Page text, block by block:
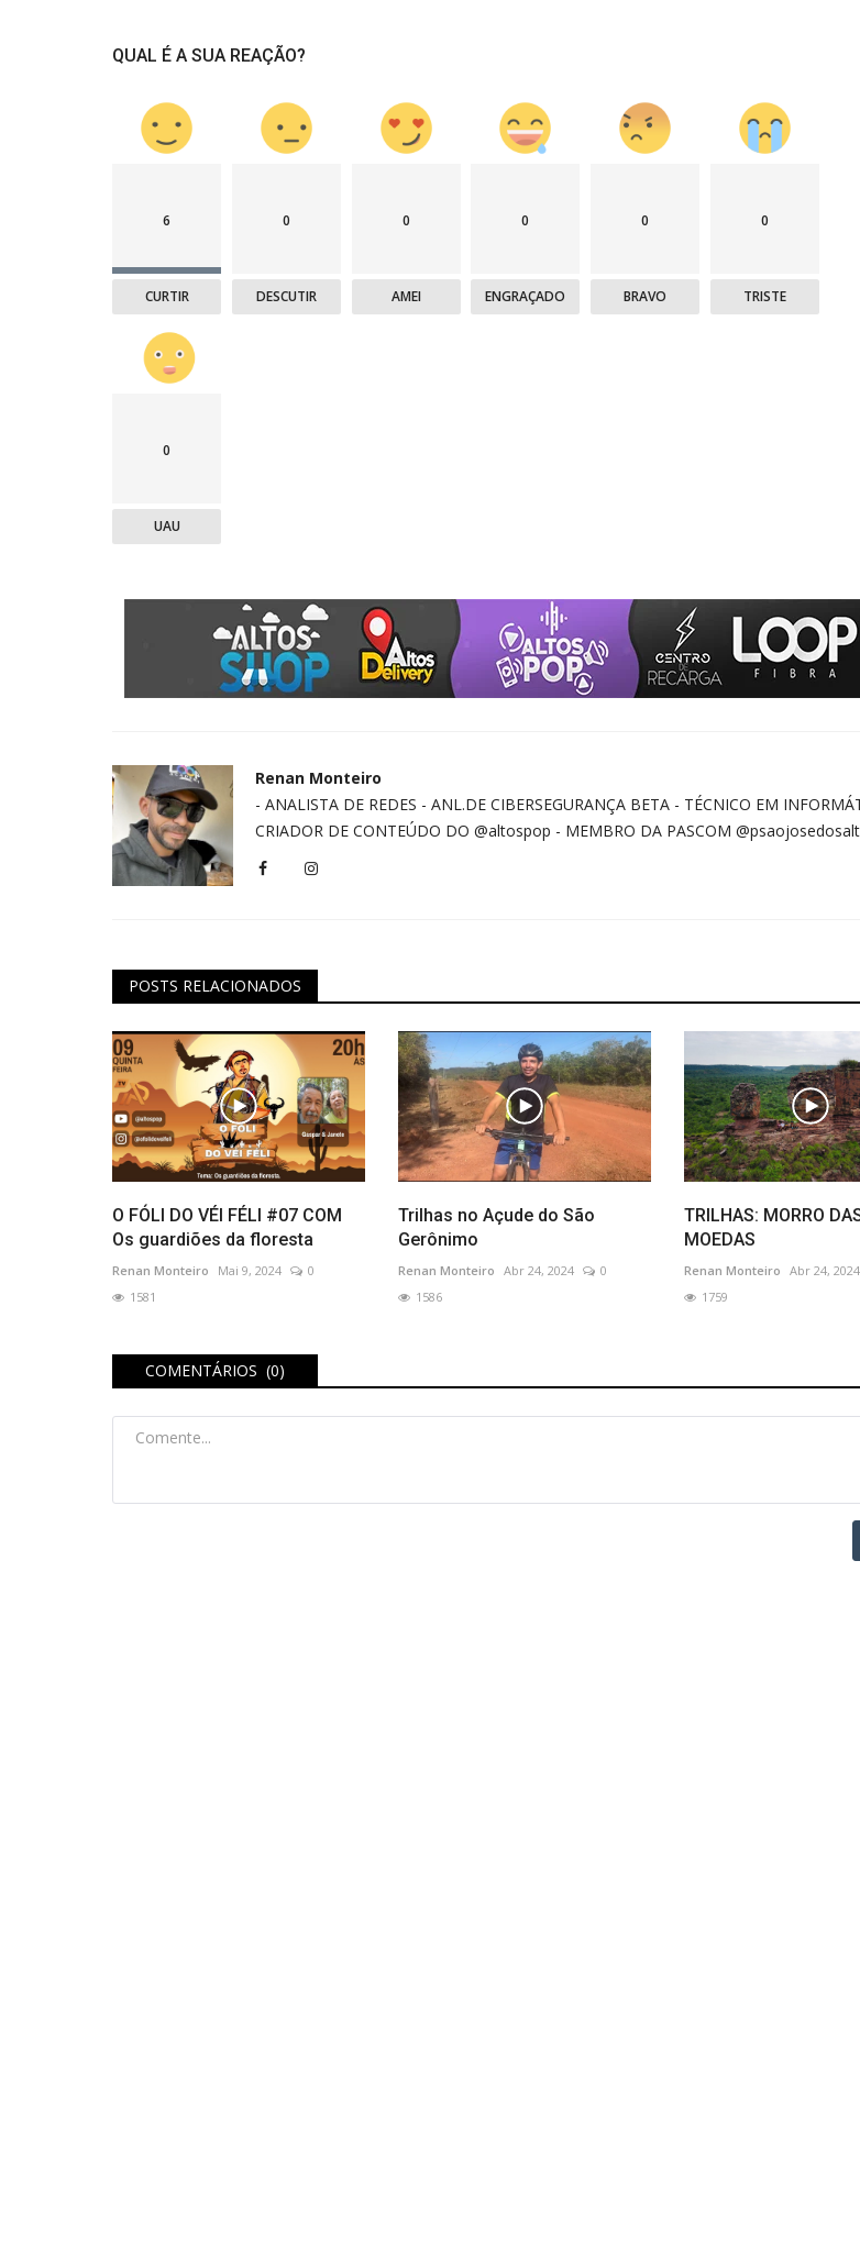
QUAL É A SUA REAÇÃO?
6
CURTIR
0
DESCUTIR
0
AMEI
0
ENGRAÇADO
0
BRAVO
0
TRISTE
0
UAU
Renan Monteiro
- ANALISTA DE REDES - ⁠ANL.DE CIBERSEGURANÇA BETA - TÉCNICO EM
CRIADOR DE CONTEÚDO DO @altospop - MEMBRO DA PASCOM
POSTS RELACIONADOS
O FÓLI DO VÉI FÉLI #07 COM
Os guardiões da floresta
Renan Monteiro Mai 9, 2024
0
1581
Trilhas no Açude do São
Gerônimo
Renan Monteiro Abr 24, 2024
0
1586
TRILHAS: MORRO
MOEDAS
Renan Monteiro Abr 24, 2024
1759
COMENTÁRIOS (0)